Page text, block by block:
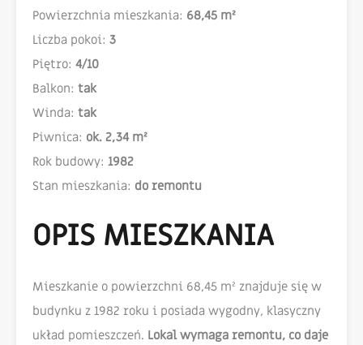
Powierzchnia mieszkania: 68,45 m²
Liczba pokoi: 3
Piętro: 4/10
Balkon: tak
Winda: tak
Piwnica: ok. 2,34 m²
Rok budowy: 1982
Stan mieszkania: do remontu
OPIS MIESZKANIA
Mieszkanie o powierzchni 68,45 m² znajduje się w
budynku z 1982 roku i posiada wygodny, klasyczny
układ pomieszczeń. Lokal wymaga remontu, co daje